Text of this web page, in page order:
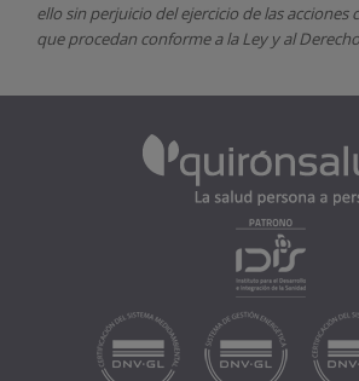
ello sin perjuicio del ejercicio de las acciones
que procedan conforme a la Ley y al